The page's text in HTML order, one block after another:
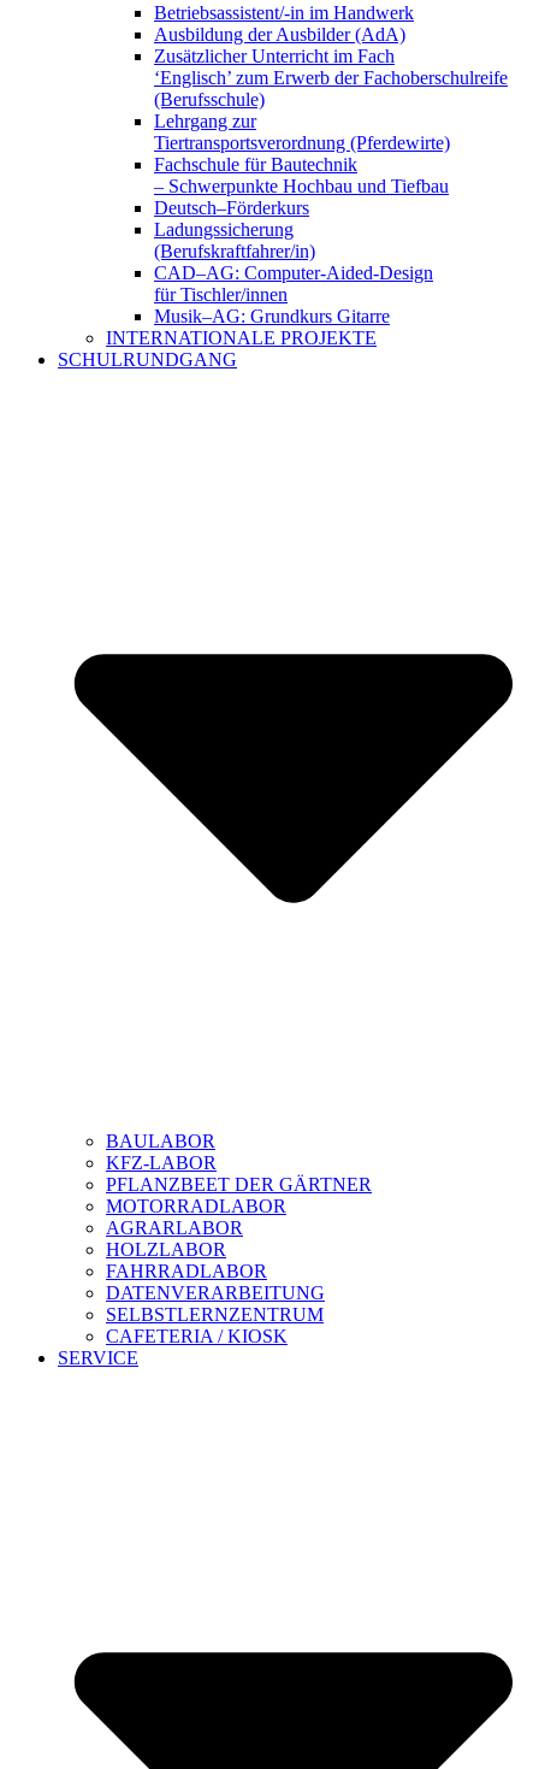
Betriebsassistent/-in im Handwerk
Ausbildung der Ausbilder (AdA)
Zusätzlicher Unterricht im Fach
‘Englisch’ zum Erwerb der Fachoberschulreife
(Berufsschule)
Lehrgang zur
Tiertransportsverordnung (Pferdewirte)
Fachschule für Bautechnik
– Schwerpunkte Hochbau und Tiefbau
Deutsch–Förderkurs
Ladungssicherung
(Berufskraftfahrer/in)
CAD–AG: Computer-Aided-Design
für Tischler/innen
Musik–AG: Grundkurs Gitarre
INTERNATIONALE PROJEKTE
SCHULRUNDGANG
BAULABOR
KFZ-LABOR
PFLANZBEET DER GÄRTNER
MOTORRADLABOR
AGRARLABOR
HOLZLABOR
FAHRRADLABOR
DATENVERARBEITUNG
SELBSTLERNZENTRUM
CAFETERIA / KIOSK
SERVICE